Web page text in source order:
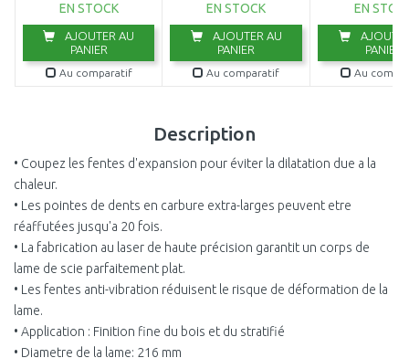
EN STOCK
AJOUTER AU
PANIER
Au comparatif
EN STOCK
AJOUTER AU
PANIER
Au comparatif
EN
PANIER
Au
Description
• Coupez les fentes d'expansion pour éviter la dilatation due a la
chaleur.
• Les pointes de dents en carbure extra-larges peuvent etre
réaffutées jusqu'a 20 fois.
• La fabrication au laser de haute précision garantit un corps de
lame de scie parfaitement plat.
• Les fentes anti-vibration réduisent le risque de déformation de la
lame.
• Application : Finition fine du bois et du stratifié
• Diametre de la lame: 216 mm